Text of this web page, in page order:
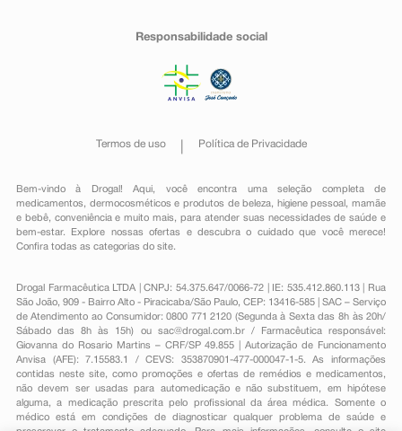
Responsabilidade social
Termos de uso Política de Privacidade
Bem-vindo à Drogal! Aqui, você encontra uma seleção completa de
medicamentos , dermocosméticos e produtos de beleza, higiene pessoal ,mamãe
e bebê, conveniênciae muito mais, para atender suas necessidades de saúde e
bem-estar. Explore nossas ofertas e descubra o cuidado que você merece!
Confira todas as categorias do site.
Drogal Farmacêutica LTDA | CNPJ: 54.375.647/0066-72 | IE: 535.412.860.113 | Rua
São João, 909 - Bairro Alto - Piracicaba/São Paulo, CEP: 13416-585 | SAC – Serviço
de Atendimento ao Consumidor: 0800 771 2120 (Segunda à Sexta das 8h às 20h/
Sábado das 8h às 15h) ou sac@drogal.com.br/ Farmacêutica responsável:
Giovanna do Rosario Martins – CRF/SP 49.855 | Autorização de Funcionamento
Anvisa (AFE): 7.15583.1 / CEVS: 353870901-477-000047-1-5. As informações
contidas neste site, como promoções e ofertas de remédios e medicamentos,
não devem ser usadas para automedicação e não substituem, em hipótese
alguma, a medicação prescrita pelo profissional da área médica. Somente o
médico está em condições de diagnosticar qualquer problema de saúde e